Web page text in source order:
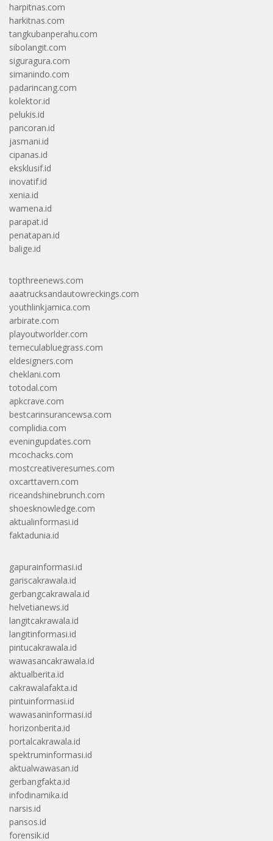
harpitnas.com
harkitnas.com
tangkubanperahu.com
sibolangit.com
siguragura.com
simanindo.com
padarincang.com
kolektor.id
pelukis.id
pancoran.id
jasmani.id
cipanas.id
eksklusif.id
inovatif.id
xenia.id
wamena.id
parapat.id
penatapan.id
balige.id
topthreenews.com
aaatrucksandautowreckings.com
youthlinkjamica.com
arbirate.com
playoutworlder.com
temeculabluegrass.com
eldesigners.com
cheklani.com
totodal.com
apkcrave.com
bestcarinsurancewsa.com
complidia.com
eveningupdates.com
mcochacks.com
mostcreativeresumes.com
oxcarttavern.com
riceandshinebrunch.com
shoesknowledge.com
aktualinformasi.id
faktadunia.id
gapurainformasi.id
gariscakrawala.id
gerbangcakrawala.id
helvetianews.id
langitcakrawala.id
langitinformasi.id
pintucakrawala.id
wawasancakrawala.id
aktualberita.id
cakrawalafakta.id
pintuinformasi.id
wawasaninformasi.id
horizonberita.id
portalcakrawala.id
spektruminformasi.id
aktualwawasan.id
gerbangfakta.id
infodinamika.id
narsis.id
pansos.id
forensik.id